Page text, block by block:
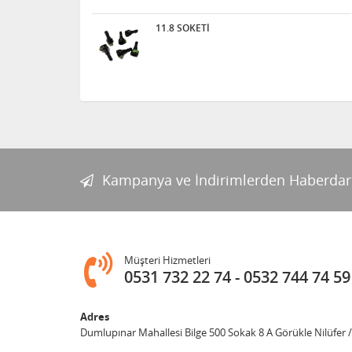
11.8 SOKETİ
Kampanya ve İndirimlerden
Müşteri Hizmetleri
0531 732 22 74 0532 744 74 59
Adres
Dumlupınar Mahallesi Bilge 500 Sokak 8 A Görükle Nilüfer /